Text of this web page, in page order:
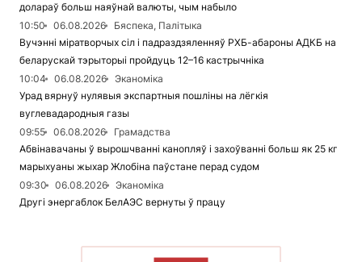
долараў больш наяўнай валюты, чым набыло
10:50
06.08.2026
Бяспека, Палітыка
Вучэнні міратворчых сіл і падраздзяленняў РХБ-абароны АДКБ на
беларускай тэрыторыі пройдуць 12–16 кастрычніка
10:04
06.08.2026
Эканоміка
Урад вярнуў нулявыя экспартныя пошліны на лёгкія
вуглевадародныя газы
09:55
06.08.2026
Грамадства
Абвінавачаны ў вырошчванні канопляў і захоўванні больш як 25 кг
марыхуаны жыхар Жлобіна паўстане перад судом
09:30
06.08.2026
Эканоміка
Другі энергаблок БелАЭС вернуты ў працу